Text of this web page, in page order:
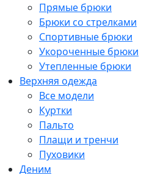
Прямые брюки
Брюки со стрелками
Спортивные брюки
Укороченные брюки
Утепленные брюки
Верхняя одежда
Все модели
Куртки
Пальто
Плащи и тренчи
Пуховики
Деним